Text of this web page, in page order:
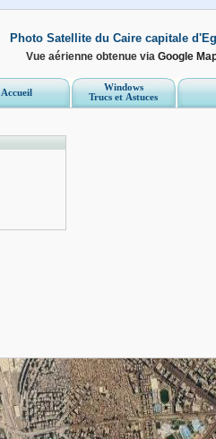
Photo Satellite du Caire capitale
Vue aérienne obtenue viaGoogle
Accueil
Windows
Trucs et Astuces